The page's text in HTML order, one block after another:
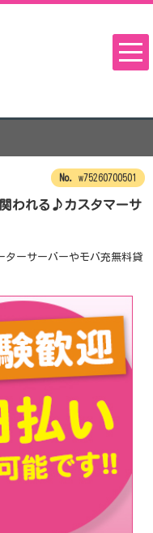
w75260700501
関われる♪カスタマーサ
ターサーバーやモバ充無料貸